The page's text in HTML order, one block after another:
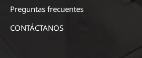
Preguntas frecuentes
CONTÁCTANOS